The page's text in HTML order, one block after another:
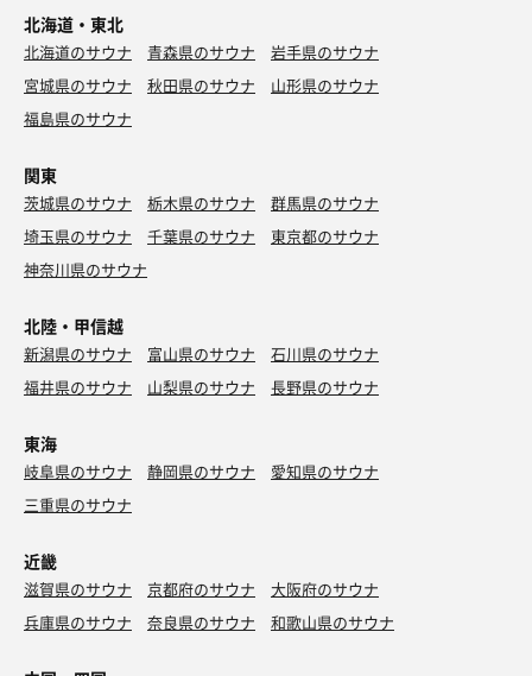
北海道・東北
北海道のサウナ 青森県のサウナ
岩手県のサウナ
宮城県のサウナ
秋田県のサウナ
山形県のサウナ
福島県のサウナ
関東
茨城県のサウナ 栃木県のサウナ
群馬県のサウナ
埼玉県のサウナ
千葉県のサウナ
東京都のサウナ
神奈川県のサウナ
北陸・甲信越
新潟県のサウナ 富山県のサウナ
石川県のサウナ
福井県のサウナ
山梨県のサウナ 長野県のサウナ
東海
岐阜県のサウナ 静岡県のサウナ
愛知県のサウナ
三重県のサウナ
近畿
滋賀県のサウナ 京都府のサウナ
大阪府のサウナ
兵庫県のサウナ
奈良県のサウナ 和歌山県のサウナ